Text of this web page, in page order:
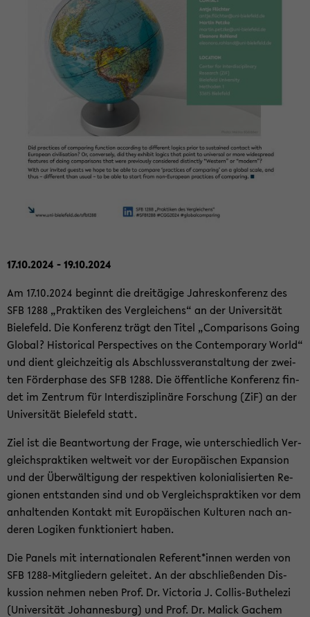
17.10.2024 - 19.10.2024
Am 17.10.2024 be­ginnt die drei­tä­gi­ge Jah­res­kon­fe­renz des
SFB 1288 „Prak­ti­ken des Ver­glei­chens“ an der Uni­ver­si­tät
Bie­le­feld. Die Kon­fe­renz trägt den Titel „Com­pa­ri­sons Going
Glo­bal? His­to­ri­cal Per­spec­ti­ves on the Con­tem­pora­ry World“
und dient gleich­zei­tig als Ab­schluss­ver­an­stal­tung der zwei­
ten För­der­pha­se des SFB 1288. Die öf­fent­li­che Kon­fe­renz fin­
det im Zen­trum für In­ter­dis­zi­pli­nä­re For­schung (ZiF) an der
Uni­ver­si­tät Bie­le­feld statt.
Ziel ist die Be­ant­wor­tung der Frage, wie un­ter­schied­lich Ver­
gleichs­prak­ti­ken welt­weit vor der Eu­ro­päi­schen Ex­pan­si­on
und der Über­wäl­ti­gung der re­spek­ti­ven ko­lo­nia­li­sier­ten Re­
gio­nen ent­stan­den sind und ob Ver­gleichs­prak­ti­ken vor dem
an­hal­ten­den Kon­takt mit Eu­ro­päi­schen Kul­tu­ren nach an­
de­ren Lo­gi­ken funk­tio­niert haben.
Die Pa­nels mit in­ter­na­tio­na­len Re­fe­rent*innen wer­den von
SFB 1288-​Mitgliedern ge­lei­tet. An der ab­schlie­ßen­den Dis­
kus­si­on neh­men neben Prof. Dr. Vic­to­ria J. Collis-​Buthelezi
(Uni­ver­si­tät Jo­han­nes­burg) und Prof. Dr. Malick Ga­chem